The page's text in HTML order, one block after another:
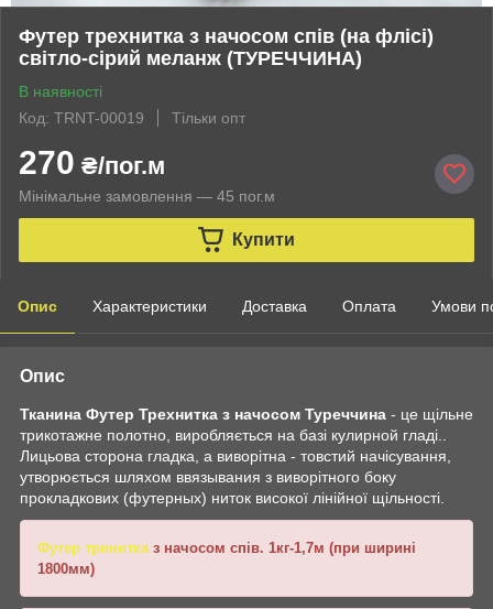
Футер трехнитка з начосом спів (на флісі)
світло-сірий меланж (ТУРЕЧЧИНА)
В наявності
Код: TRNT-00019
Тільки опт
270 ₴/пог.м
Мінімальне замовлення — 45 пог.м
Купити
Опис Характеристики Доставка Оплата Умови
Опис
Тканина Футер Трехнитка з начосом Туреччина - це щільне
трикотажне полотно, виробляється на базі кулирной гладі..
Лицьова сторона гладка, а виворітна - товстий начісування,
утворюється шляхом ввязывания з виворітного боку
прокладкових (футерных) ниток високої лінійної щільності.
Футер тринитка з начосом спів. 1кг-1,7м (при ширині
1800мм)